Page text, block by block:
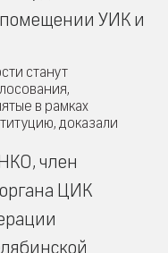
помещении УИК и
станут
в рамках
доказали
член
ЦИК